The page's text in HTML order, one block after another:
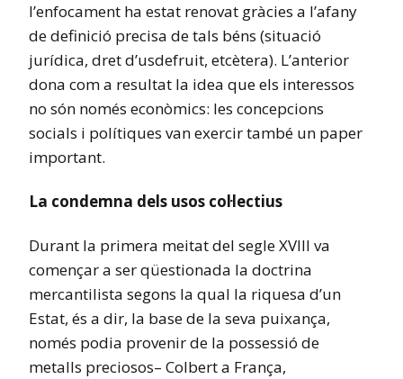
l’enfocament ha estat renovat gràcies a l’afany
de definició precisa de tals béns (situació
jurídica, dret d’usdefruit, etcètera). L’anterior
dona com a resultat la idea que els interessos
no són només econòmics: les concepcions
socials i polítiques van exercir també un paper
important.
La condemna dels usos col·lectius
Durant la primera meitat del segle XVIII va
començar a ser qüestionada la doctrina
mercantilista segons la qual la riquesa d’un
Estat, és a dir, la base de la seva puixança,
només podia provenir de la possessió de
metalls preciosos– Colbert a França,